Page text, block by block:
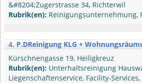
&#8204;Zugerstrasse 34, Richterwil
Rubrik(en): Reinigungsunternehmung,
4. P.DReinigung KLG +
Kürschnengasse 19, Heiligkreuz
Rubrik(en): Unterhaltsreinigung
Liegenschaftenservice, Facility-